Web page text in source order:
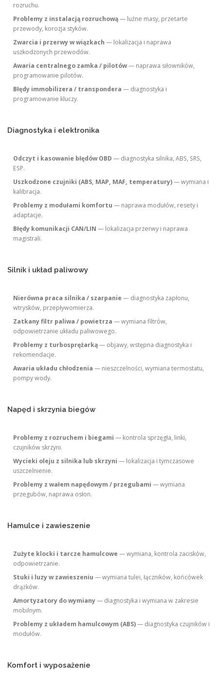
rozruchu.
Problemy z instalacją rozruchową— luźne masy, przetarte
przewody, korozja styków.
Zwarcia i przerwy w wiązkach — lokalizacja i naprawa
uszkodzonych przewodów.
Awaria centralnego zamka / pilotów— naprawa siłowników,
programowanie pilotów.
Błędy immobilizera / transpondera — diagnostyka i
programowanie kluczy.
Diagnostyka i elektronika
Odczyt i kasowanie błędów OBD — diagnostyka silnika, ABS, SRS,
ESP.
Uszkodzone czujniki (ABS, MAP, MAF, temperatury)— wymiana i
kalibracja.
Problemy z modułami komfortu — naprawa modułów, resety i
adaptacje.
Błędy komunikacji CAN/LIN — lokalizacja przerwy i naprawa
magistrali.
Silnik i układ paliwowy
Nierówna praca silnika / szarpanie — diagnostyka zapłonu,
wtrysków, przepływomierza.
Zatkany filtr paliwa / powietrza — wymiana filtrów,
odpowietrzanie układu paliwowego.
Problemy z turbosprężarką— objawy, wstępna diagnostyka i
rekomendacje.
Awaria układu chłodzenia — nieszczelności, wymiana termostatu,
pompy wody.
Napęd i skrzynia biegów
Problemy z rozruchem i biegami — kontrola sprzęgła, linki,
czujników skrzyni.
Wycieki oleju z silnika lub skrzyni — lokalizacja i tymczasowe
uszczelnienie.
Problemy z wałem napędowym / przegubami — wymiana
przegubów, naprawa osłon.
Hamulce i zawieszenie
Zużyte klocki i tarcze hamulcowe — wymiana, kontrola zacisków,
odpowietrzanie.
Stuki i luzy w zawieszeniu — wymiana tulei, łączników, końcówek
drążków.
Amortyzatory do wymiany— diagnostyka i wymiana w zakresie
mobilnym.
Problemy z układem hamulcowym (ABS)— diagnostyka czujników i
modułów.
Komfort i wyposażenie